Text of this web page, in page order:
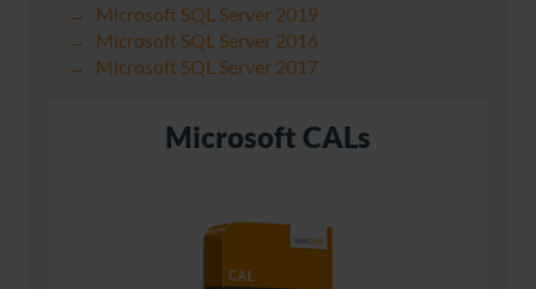
Microsoft SQL Server 2019
Microsoft SQL Server 2016
Microsoft SQL Server 2017
Microsoft CALs